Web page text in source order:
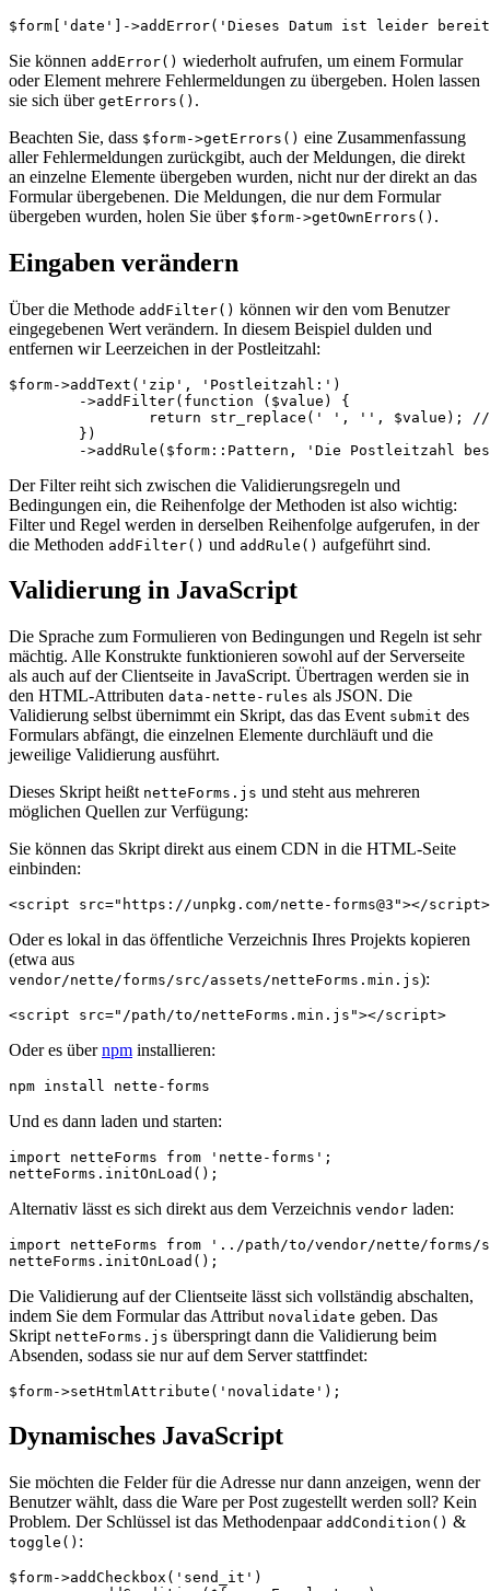
Sie können addError() wiederholt aufrufen, um einem Formular
oder Element mehrere Fehlermeldungen zu übergeben. Holen lassen
sie sich über getErrors() .
Beachten Sie, dass $form->getErrors() eine Zusammenfassung
aller Fehlermeldungen zurückgibt, auch der Meldungen, die direkt
an einzelne Elemente übergeben wurden, nicht nur der direkt an das
Formular übergebenen. Die Meldungen, die nur dem Formular
übergeben wurden, holen Sie über $form->getOwnErrors() .
Eingaben verändern
Über die Methode addFilter() können wir den vom Benutzer
eingegebenen Wert verändern. In diesem Beispiel dulden und
entfernen wir Leerzeichen in der Postleitzahl:
$form->addText('zip', 'Postleitzahl:')
Der Filter reiht sich zwischen die Validierungsregeln und
Bedingungen ein, die Reihenfolge der Methoden ist also wichtig:
Filter und Regel werden in derselben Reihenfolge aufgerufen, in der
die Methoden addFilter() und addRule() aufgeführt sind.
Validierung in JavaScript
Die Sprache zum Formulieren von Bedingungen und Regeln ist sehr
mächtig. Alle Konstrukte funktionieren sowohl auf der Serverseite
als auch auf der Clientseite in JavaScript. Übertragen werden sie in
den HTML-Attributen data-nette-rules als JSON. Die
Validierung selbst übernimmt ein Skript, das das Event submit des
Formulars abfängt, die einzelnen Elemente durchläuft und die
jeweilige Validierung ausführt.
Dieses Skript heißt netteForms.js und steht aus mehreren
möglichen Quellen zur Verfügung:
Sie können das Skript direkt aus einem CDN in die HTML-Seite
einbinden:
Oder es lokal in das öffentliche Verzeichnis Ihres Projekts kopieren
(etwa aus
vendor/nette/forms/src/assets/netteForms.min.js):
Oder es übernpm installieren:
Und es dann laden und starten:
import netteForms from 'nette-forms';
Alternativ lässt es sich direkt aus dem Verzeichnis vendor laden:
import netteForms from '../path/to/vendor/nette/
Die Validierung auf der Clientseite lässt sich vollständig abschalten,
indem Sie dem Formular das Attribut novalidate geben. Das
Skript netteForms.js überspringt dann die Validierung beim
Absenden, sodass sie nur auf dem Server stattfindet:
Dynamisches JavaScript
Sie möchten die Felder für die Adresse nur dann anzeigen, wenn der
Benutzer wählt, dass die Ware per Post zugestellt werden soll? Kein
Problem. Der Schlüssel ist das Methodenpaar addCondition() &
toggle() :
$form->addCheckbox('send_it')